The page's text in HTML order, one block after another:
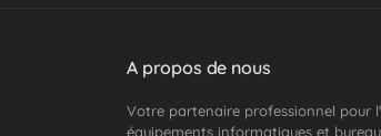
A propos de nous
Votre partenaire professionnel pour
équipements informatiques et